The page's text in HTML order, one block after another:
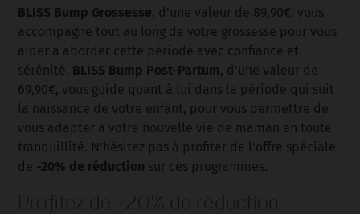
BLISS Bump Grossesse, d'une valeur de 89,90€, vous
accompagne tout au long de votre grossesse pour vous
aider à aborder cette période avec confiance et
sérénité. BLISS Bump Post-Partum, d'une valeur de
69,90€, vous guide quant à lui dans la période qui suit
la naissance de votre enfant, pour vous permettre de
vous adapter à votre nouvelle vie de maman en toute
tranquillité. N'hésitez pas à profiter de l'offre spéciale
de -20% de réduction sur ces programmes.
Profitez de -20% de réduction